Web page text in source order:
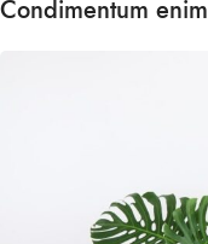
Condimentum enim